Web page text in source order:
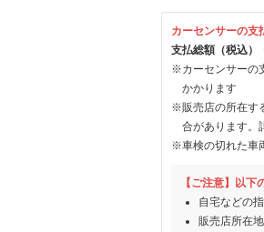
カーセンサーの支
支払総額（税込）
※カーセンサーの
かかります
※販売店の所在す
合があります。
※車検の切れた車
【ご注意】以
自宅などの
販売店所在